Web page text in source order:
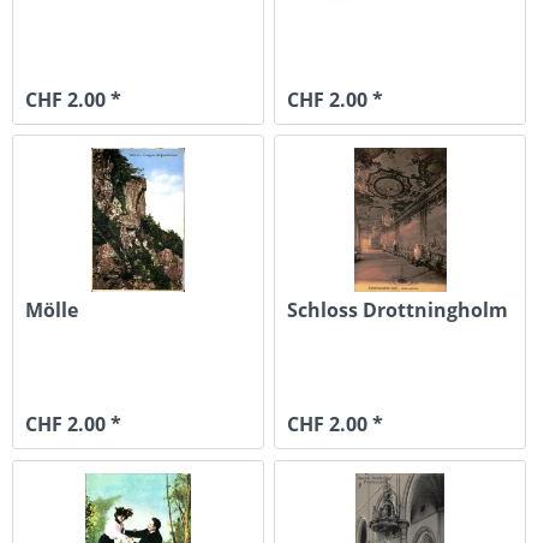
CHF 2.00 * CHF 2.00 *
Mölle
CHF 2.00 *
Schloss Drottningholm
CHF 2.00 *